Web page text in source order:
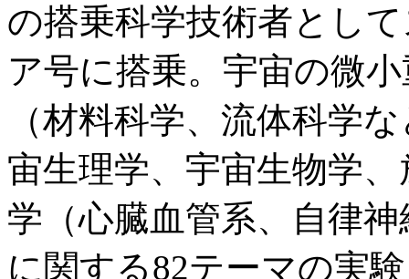
の搭乗科学技術者とし
ア号に搭乗。宇宙の微
（材料科学、流体科学
宙生理学、宇宙生物学
学（心臓血管系、自律
に関する82テーマの実